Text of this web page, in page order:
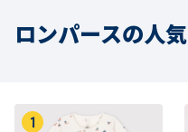
ロンパースの人
1